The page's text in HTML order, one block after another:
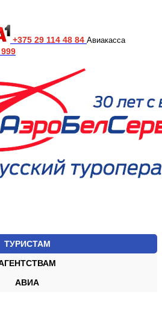
+375 29 114 48 84 Авиакасса
ТУРИСТАМ
АВИА